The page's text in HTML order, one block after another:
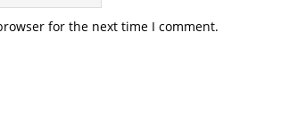
for the next time I comment.